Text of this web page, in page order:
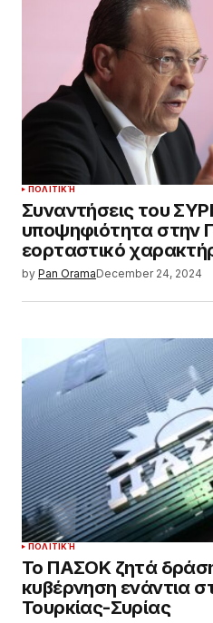
ΠΟΛΙΤΙΚΉ
Συναντήσεις του
υποψηφιότητα στην
εορταστικό
by Pan OramaDecember 24, 2024
ΠΟΛΙΤΙΚΉ
Το ΠΑΣΟΚ ζητά
κυβέρνηση ενάντια
Τουρκίας-Συρίας